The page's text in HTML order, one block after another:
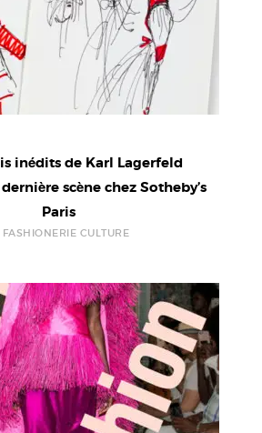
inédits de Karl Lagerfeld
scène chez Sotheby’s
Paris
CULTURE